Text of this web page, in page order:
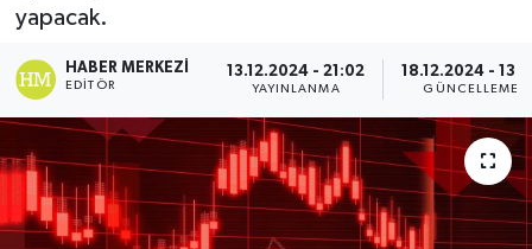
yapacak.
HABER MERKEZI
EDITÖR
13.12.2024 - 21:02
YAYINLANMA
18.12.2024 -
GÜNCELLEME